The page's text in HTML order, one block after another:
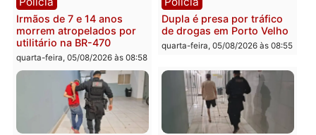
Polícia
Adolescentes são
apreendidos após furto em
farmácia na zona sul de
Porto Velho
quarta-feira, 05/08/2026 às 09:15
Polícia
Ciclista de 66 anos é
assaltado durante
pedalada na Estrada da
Penal
quarta-feira, 05/08/2026 às